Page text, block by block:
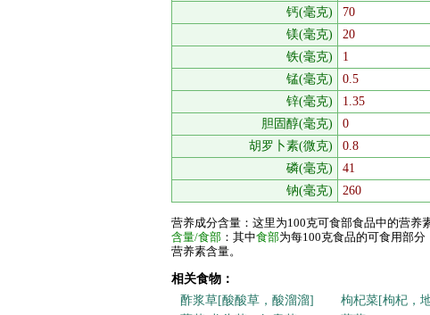
钙(毫克)
70
镁(毫克)
20
铁(毫克)
1
锰(毫克)
0.5
锌(毫克)
1.35
胆固醇(毫克)
0
胡罗卜素(微克)
0.8
磷(毫克)
41
钠(毫克)
260
营养成分含量：这里为100克可食部食品中的营养
含量/食部 ：其中食部为每100克食品的可食用部分
营养素含量。
相关食物：
酢浆草[酸酸草，酸溜溜]
枸杞菜[枸杞，